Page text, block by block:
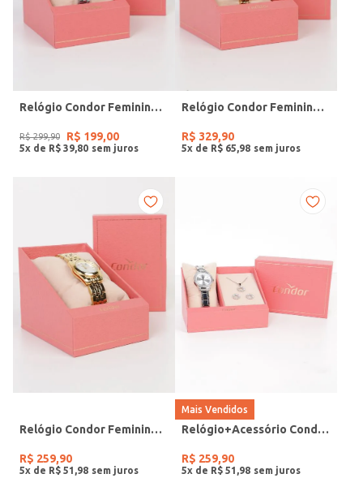
Relógio Condor Feminino PRATA
R$ 299,90 R$ 199,00
5x de R$ 39 80
Relógio Condor Feminino DOURADO
R$ 329,90
5x de R$ 65 98
Relógio Condor Feminino DOURADO
R$ 259,90
5x de R$ 51 98
Mais Vendidos
Relógio+Acessório Condor Feminino PRATA
R$ 259,90
5x de R$ 51 98